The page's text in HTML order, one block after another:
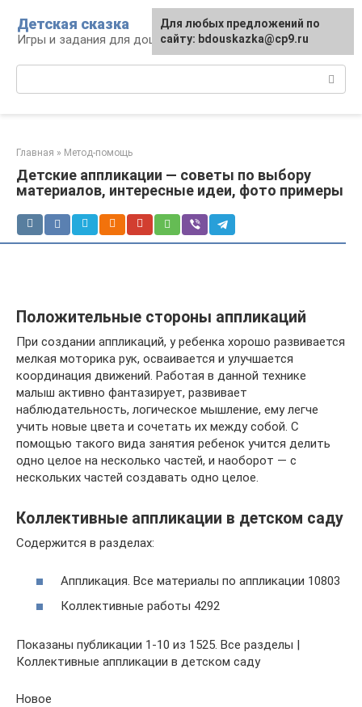
контенту
Детская сказка
Игры и задания для дошкольников
Главная » Метод-помощь
Детские аппликации — советы по выбору
материалов, интересные идеи, фото примеры
Положительные стороны аппликаций
При создании аппликаций, у ребенка хорошо развивается
мелкая моторика рук, осваивается и улучшается
координация движений. Работая в данной технике
малыш активно фантазирует, развивает
наблюдательность, логическое мышление, ему легче
учить новые цвета и сочетать их между собой. С
помощью такого вида занятия ребенок учится делить
одно целое на несколько частей, и наоборот — с
нескольких частей создавать одно целое.
Коллективные аппликации в детском саду
Содержится в разделах:
Аппликация. Все материалы по аппликации 10803
Коллективные работы 4292
Показаны публикации 1-10 из 1525. Все разделы |
Коллективные аппликации в детском саду
Новое
Для любых предложений по
сайту: bdouskazka@cp9.ru